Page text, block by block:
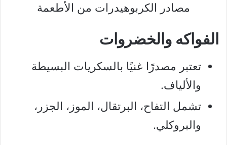
مصادر الكربوهيدرات من الأطعمة
الفواكه والخضروات
تعتبر مصدرًا غنيًا بالسكريات البسيطة
والألياف.
تشمل التفاح، البرتقال، الموز، الجزر،
والبروكلي.